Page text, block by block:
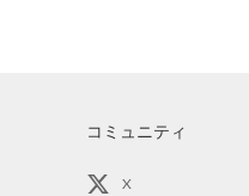
コミュニティ
X